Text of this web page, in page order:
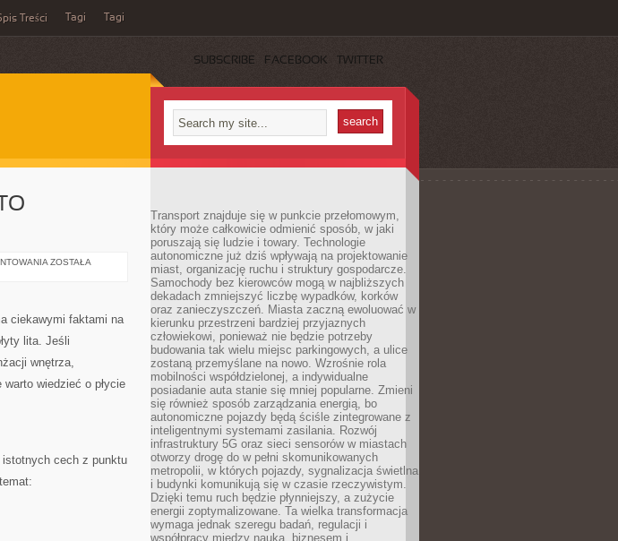
Treści Tagi Tagi
SUBSCRIBE FACEBOOK TWITTER
5
CO
WIEDZIEĆ
ZOSTAŁA
ciekawymi faktami na
lita. Jeśli
wnętrza,
wiedzieć o płycie
istotnych cech z punktu
Transport znajduje się w punkcie przełomowym,
który może całkowicie odmienić sposób, w jaki
poruszają się ludzie i towary. Technologie
autonomiczne już dziś wpływają na projektowanie
miast, organizację ruchu i struktury gospodarcze.
Samochody bez kierowców mogą w najbliższych
dekadach zmniejszyć liczbę wypadków, korków
oraz zanieczyszczeń. Miasta zaczną ewoluować w
kierunku przestrzeni bardziej przyjaznych
człowiekowi, ponieważ nie będzie potrzeby
budowania tak wielu miejsc parkingowych, a ulice
zostaną przemyślane na nowo. Wzrośnie rola
mobilności współdzielonej, a indywidualne
posiadanie auta stanie się mniej popularne. Zmieni
się również sposób zarządzania energią, bo
autonomiczne pojazdy będą ściśle zintegrowane z
inteligentnymi systemami zasilania. Rozwój
infrastruktury 5G oraz sieci sensorów w miastach
otworzy drogę do w pełni skomunikowanych
metropolii, w których pojazdy, sygnalizacja świetlna
i budynki komunikują się w czasie rzeczywistym.
Dzięki temu ruch będzie płynniejszy, a zużycie
energii zoptymalizowane. Ta wielka transformacja
wymaga jednak szeregu badań, regulacji i
współpracy między nauką, biznesem i